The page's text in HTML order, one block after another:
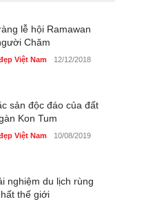
Việt Nam 24/04/2020
món ăn đồng quê
lễ hội Ramawan
Chăm
Việt Nam 12/12/2018
sản độc đáo của đất
Kon Tum
Việt Nam 10/08/2019
nghiệm du lịch rùng
thế giới